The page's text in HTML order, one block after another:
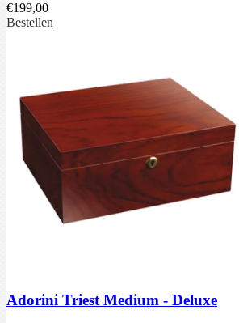
€199,00
Bestellen
Adorini Triest Medium - Deluxe